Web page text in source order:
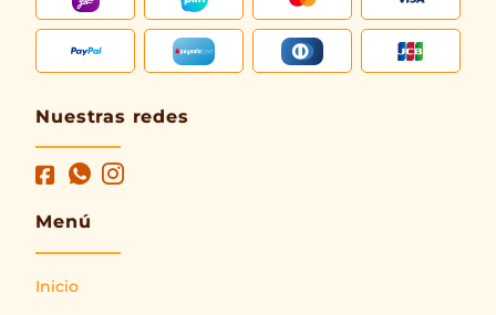
Nuestras redes
Menú
Inicio